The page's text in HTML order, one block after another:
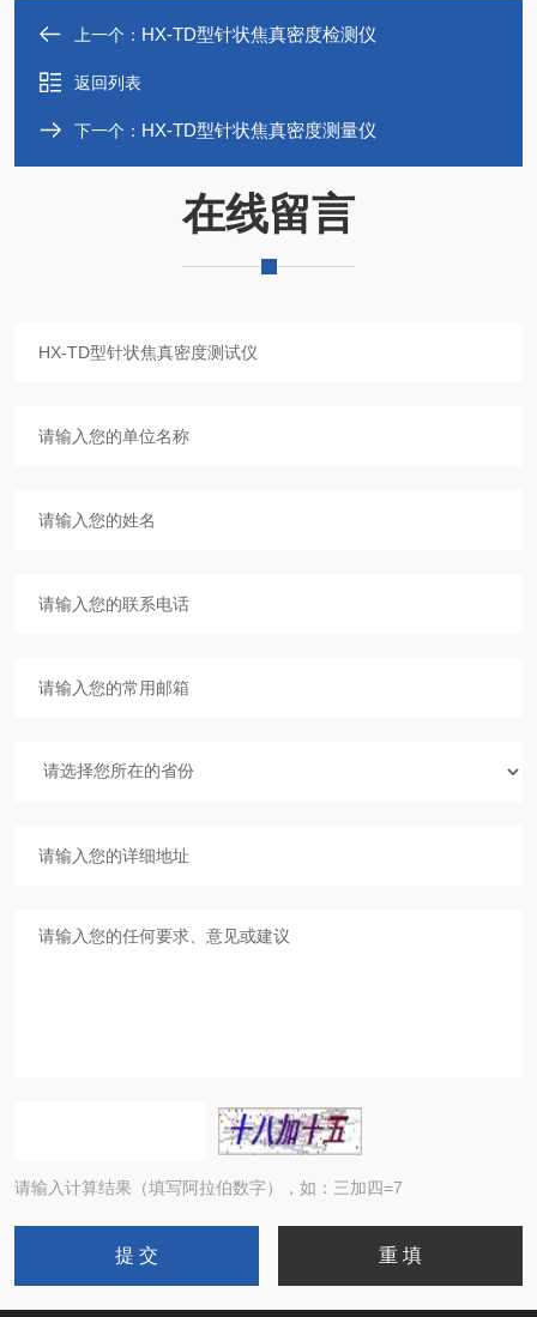
上一个： HX-TD型针状焦真密度检测仪
返回列表
下一个： HX-TD型针状焦真密度测量仪
在线留言
请输入计算结果（填写阿拉伯数字），如：三加四=7